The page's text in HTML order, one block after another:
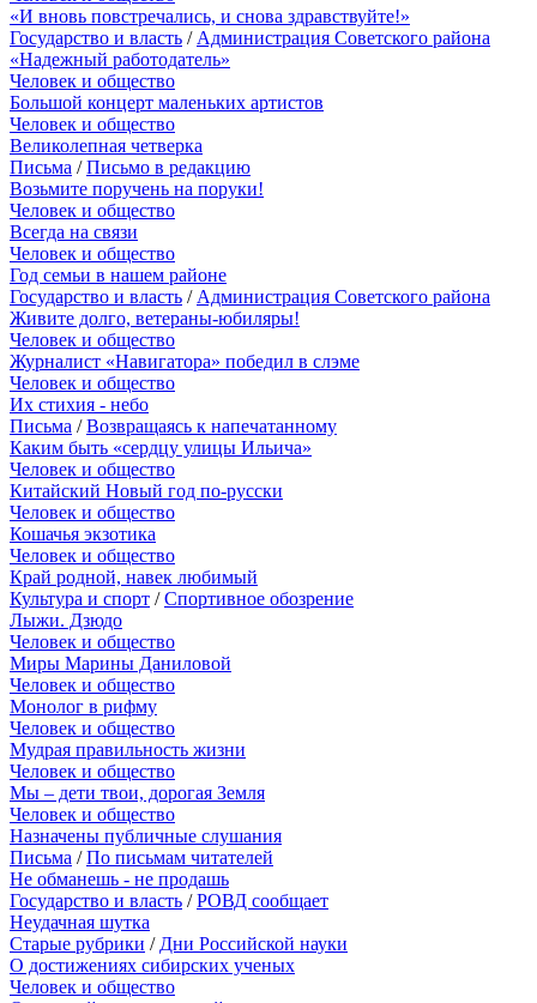
«И вновь повстречались, и снова здравствуйте!»
Государство и власть / Администрация Советского района
«Надежный работодатель»
Человек и общество
Большой концерт маленьких артистов
Человек и общество
Великолепная четверка
Письма /Письмо в редакцию
Возьмите поручень на поруки!
Человек и общество
Всегда на связи
Человек и общество
Год семьи в нашем районе
Государство и власть / Администрация Советского района
Живите долго, ветераны-юбиляры!
Человек и общество
Журналист «Навигатора» победил в слэме
Человек и общество
Их стихия - небо
Письма /Возвращаясь к напечатанному
Каким быть «сердцу улицы Ильича»
Человек и общество
Китайский Новый год по-русски
Человек и общество
Кошачья экзотика
Человек и общество
Край родной, навек любимый
Культура и спорт /Спортивное обозрение
Лыжи. Дзюдо
Человек и общество
Миры Марины Даниловой
Человек и общество
Монолог в рифму
Человек и общество
Мудрая правильность жизни
Человек и общество
Мы – дети твои, дорогая Земля
Человек и общество
Назначены публичные слушания
Письма /По письмам читателей
Не обманешь - не продашь
Государство и власть /РОВД сообщает
Неудачная шутка
Старые рубрики / Дни Российской науки
О достижениях сибирских ученых
Человек и общество